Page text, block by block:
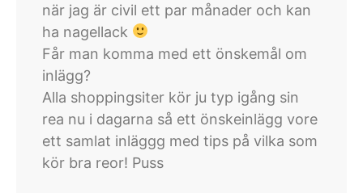
när jag är civil ett par månader och kan
ha nagellack
Får man komma med ett önskemål om
inlägg?
Alla shoppingsiter kör ju typ igång sin
rea nu i dagarna så ett önskeinlägg vore
ett samlat inläggg med tips på vilka som
kör bra reor! Puss